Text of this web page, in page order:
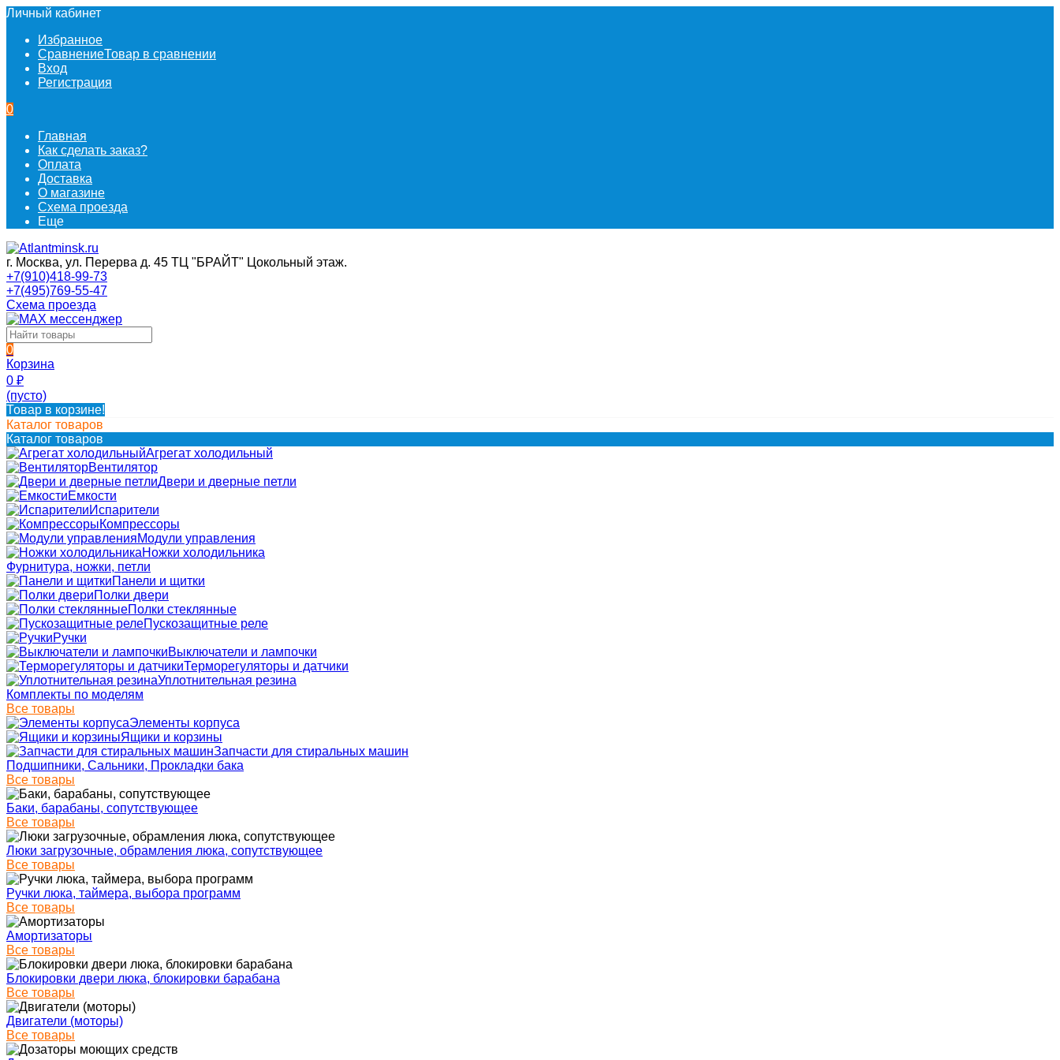
Личный кабинет
Избранное
СравнениеТовар в сравнении
Вход
Регистрация
0
Главная
Как сделать заказ?
Оплата
Доставка
О магазине
Схема проезда
Еще
г. Москва, ул. Перерва д. 45 ТЦ "БРАЙТ" Цокольный этаж.
+7(910)418-99-73
+7(495)769-55-47
Схема проезда
0
Корзина
0 ₽
(пусто)
Товар в корзине!
Каталог товаров
Каталог товаров
Агрегат холодильный
Вентилятор
Двери и дверные петли
Емкости
Испарители
Компрессоры
Модули управления
Ножки холодильника
Фурнитура, ножки, петли
Панели и щитки
Полки двери
Полки стеклянные
Пускозащитные реле
Ручки
Выключатели и лампочки
Терморегуляторы и датчики
Уплотнительная резина
Комплекты по моделям
Все товары
Элементы корпуса
Ящики и корзины
Запчасти для стиральных машин
Подшипники, Сальники, Прокладки бака
Все товары
Баки, барабаны, сопутствующее
Все товары
Люки загрузочные, обрамления люка, сопутствующее
Все товары
Ручки люка, таймера, выбора программ
Все товары
Амортизаторы
Все товары
Блокировки двери люка, блокировки барабана
Все товары
Двигатели (моторы)
Все товары